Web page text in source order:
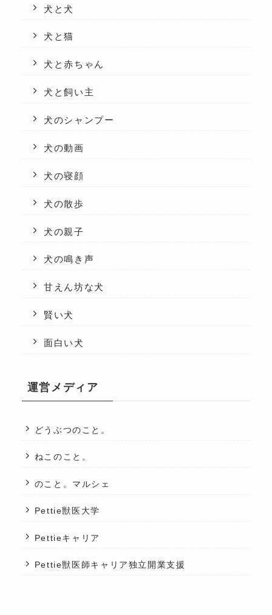
犬と犬
犬と猫
犬と赤ちゃん
犬と飼い主
犬のシャンプー
犬の動画
犬の寝顔
犬の散歩
犬の親子
犬の鳴き声
甘えん坊な犬
賢い犬
面白い犬
運営メディア
どうぶつのこと。
ねこのこと。
のこと。マルシェ
Pettie獣医大学
Pettieキャリア
Pettie獣医師キャリア独立開業支援